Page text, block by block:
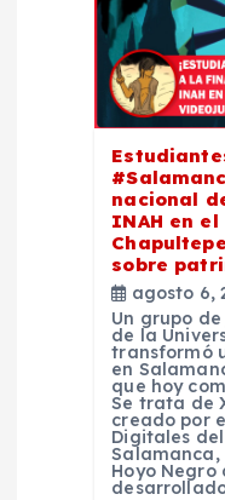
nacional
INAH en
sobre
agosto 6,
Un grupo
de la
transformó
en
que hoy
Se trata de
creado por
Digitales
Salamanca,
Hoyo Negro